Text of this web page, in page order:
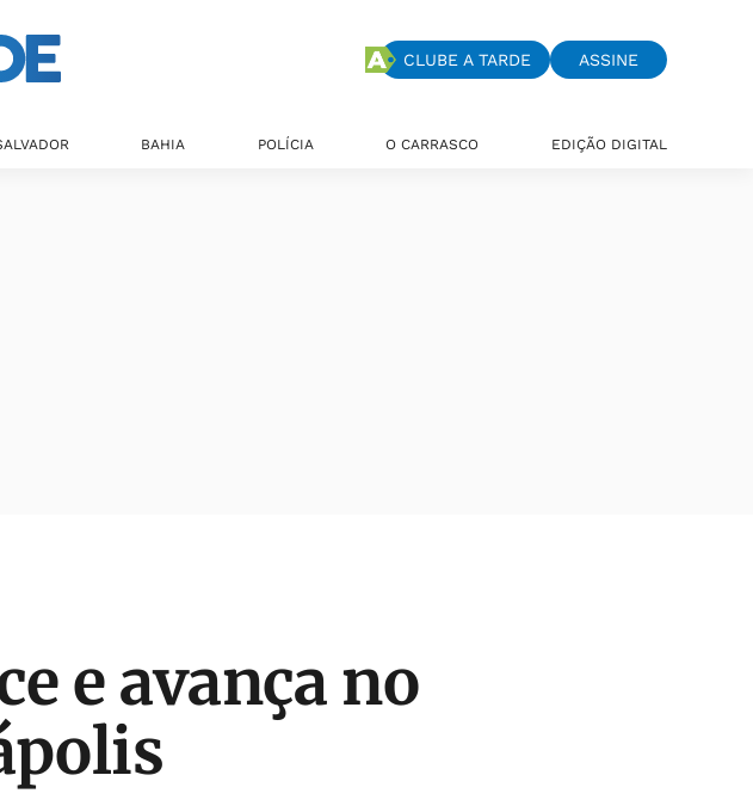
CLUBE A TARDE ASSINE
BAHIA POLÍCIA O CARRASCO EDIÇÃO DIGITAL
e avança no